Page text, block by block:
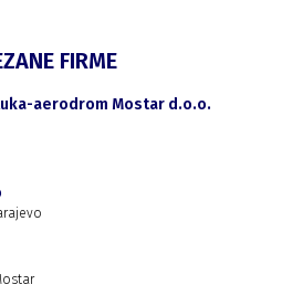
FIRME
aerodrom Mostar d.o.o.